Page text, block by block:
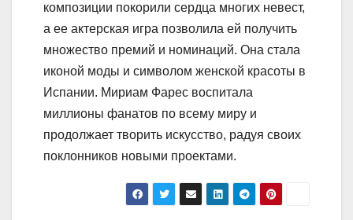
композиции покорили сердца многих невест,
а ее актерская игра позволила ей получить
множество премий и номинаций. Она стала
иконой моды и символом женской красоты в
Испании. Мириам Фарес воспитала
миллионы фанатов по всему миру и
продолжает творить искусство, радуя своих
поклонников новыми проектами.